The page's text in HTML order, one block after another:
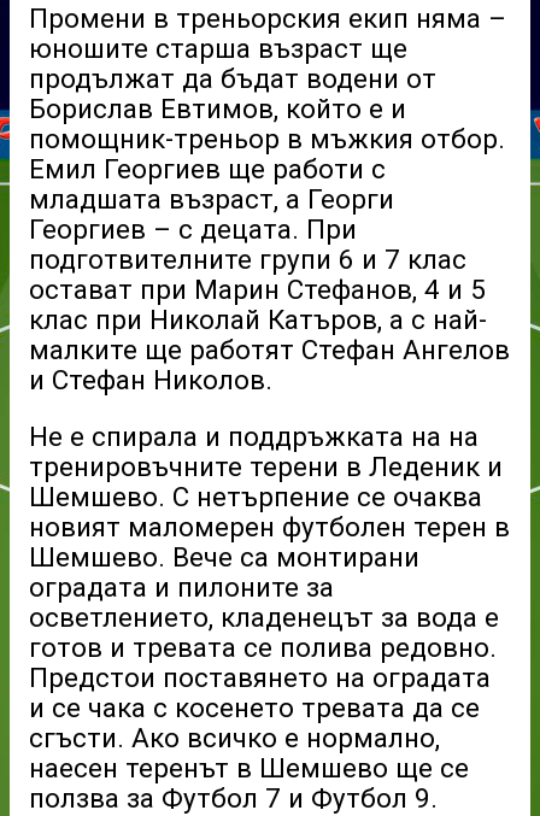
Промени в треньорския екип няма –
юношите старша възраст ще
продължат да бъдат водени от
Борислав Евтимов, който е и
помощник-треньор в мъжкия отбор.
Емил Георгиев ще работи с
младшата възраст, а Георги
Георгиев – с децата. При
подготвителните групи 6 и 7 клас
остават при Марин Стефанов, 4 и 5
клас при Николай Катъров, а с най-
малките ще работят Стефан Ангелов
и Стефан Николов.
Не е спирала и поддръжката на на
тренировъчните терени в Леденик и
Шемшево. С нетърпение се очаква
новият маломерен футболен терен в
Шемшево. Вече са монтирани
оградата и пилоните за
осветлението, кладенецът за вода е
готов и тревата се полива редовно.
Предстои поставянето на оградата
и се чака с косенето тревата да се
сгъсти. Ако всичко е нормално,
наесен теренът в Шемшево ще се
ползва за Футбол 7 и Футбол 9.